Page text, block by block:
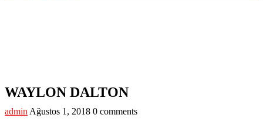
WAYLON DALTON
admin Ağustos 1, 2018 0 comments